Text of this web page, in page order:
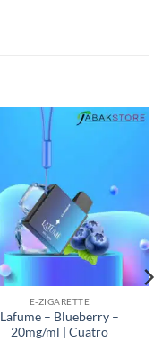
E-ZIGARETTE
Lafume – Blueberry –
20mg/ml | Cuatro